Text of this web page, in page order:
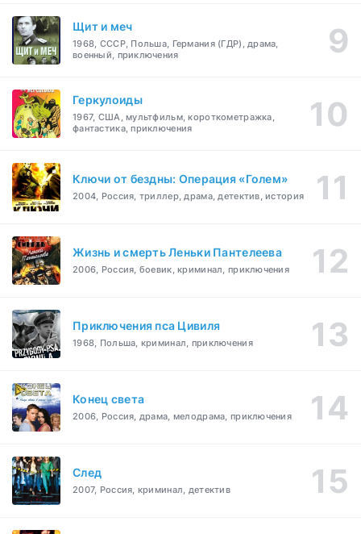
Щит и меч
1968, СССР, Польша, Германия (ГДР), драма,
военный, приключения
Геркулоиды
1967, США, мультфильм, короткометражка,
фантастика, приключения
Ключи от бездны: Операция «Голем»
2004, Россия, триллер, драма, детектив, история
Жизнь и смерть Леньки Пантелеева
2006, Россия, боевик, криминал, приключения
Приключения пса Цивиля
1968, Польша, криминал, приключения
Конец света
2006, Россия, драма, мелодрама, приключения
След
2007, Россия, криминал, детектив